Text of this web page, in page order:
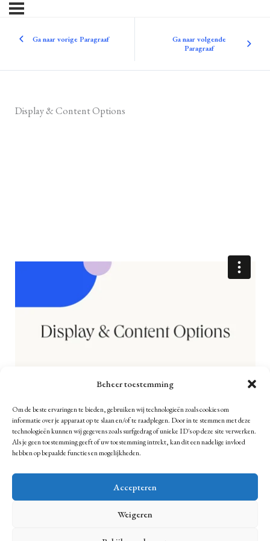
Beheer toestemming
Om de beste ervaringen te bieden, gebruiken wij technologieën zoals cookies om
informatie over je apparaat op te slaan en/of te raadplegen. Door in te stemmen met deze
technologieën kunnen wij gegevens zoals surfgedrag of unieke ID's op deze site verwerken.
Als je geen toestemming geeft of uw toestemming intrekt, kan dit een nadelige invloed
hebben op bepaalde functies en mogelijkheden.
Accepteren
Weigeren
Ga naar vorige Paragraaf
Ga naar volgende
Paragraaf
Display & Content Options